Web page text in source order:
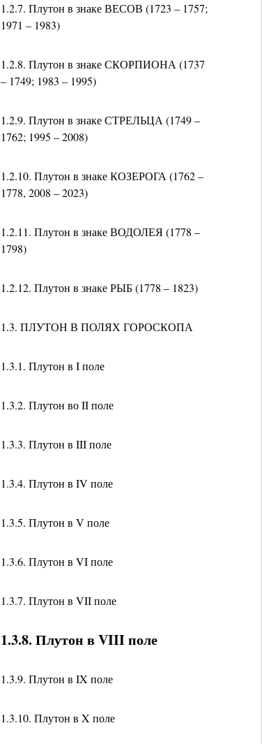
1.2.7. Плутон в знаке ВЕСОВ (1723 – 1757;
1971 – 1983)
1.2.8. Плутон в знаке СКОРПИОНА (1737
– 1749; 1983 – 1995)
1.2.9. Плутон в знаке СТРЕЛЬЦА (1749 –
1762; 1995 – 2008)
1.2.10. Плутон в знаке КОЗЕРОГА (1762 –
1778, 2008 – 2023)
1.2.11. Плутон в знаке ВОДОЛЕЯ (1778 –
1798)
1.2.12. Плутон в знаке РЫБ (1778 – 1823)
1.3. ПЛУТОН В ПОЛЯХ ГОРОСКОПА
1.3.1. Плутон в I поле
1.3.2. Плутон во II поле
1.3.3. Плутон в III поле
1.3.4. Плутон в IV поле
1.3.5. Плутон в V поле
1.3.6. Плутон в VI поле
1.3.7. Плутон в VII поле
1.3.8. Плутон в VIII поле
1.3.9. Плутон в IX поле
1.3.10. Плутон в X поле